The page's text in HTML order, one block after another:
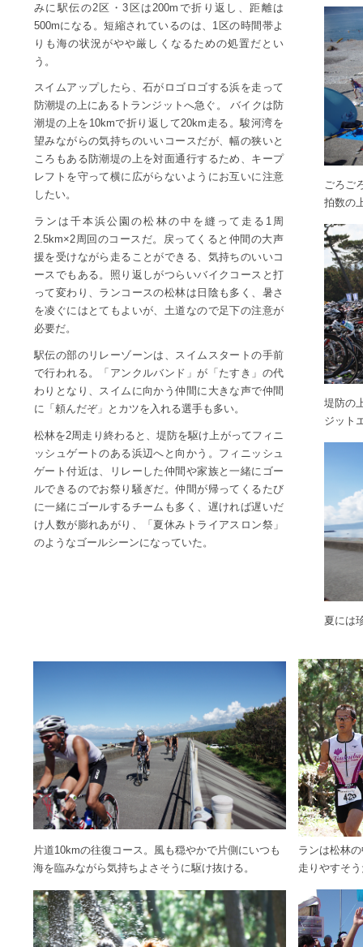
みに駅伝の2区・3区は200mで折り返し、距離は
500mになる。短縮されているのは、1区の時間帯よ
りも海の状況がやや厳しくなるための処置だとい
う。
スイムアップしたら、石がロゴロゴする浜を走って
防潮堤の上にあるトランジットへ急ぐ。 バイクは防
潮堤の上を10kmで折り返して20km走る。駿河湾を
望みながらの気持ちのいいコースだが、幅の狭いと
ころもある防潮堤の上を対面通行するため、キープ
レフトを守って横に広がらないようにお互いに注意
したい。
ランは千本浜公園の松林の中を縫って走る1周
2.5km×2周回のコースだ。戻ってくると仲間の大声
援を受けながら走ることができる、気持ちのいいコ
ースでもある。照り返しがつらいバイクコースと打
って変わり、ランコースの松林は日陰も多く、暑さ
を凌ぐにはとてもよいが、土道なので足下の注意が
必要だ。
駅伝の部のリレーゾーンは、スイムスタートの手前
で行われる。「アンクルバンド」が「たすき」の代
わりとなり、スイムに向かう仲間に大きな声で仲間
に「頼んだぞ」とカツを入れる選手も多い。
松林を2周走り終わると、堤防を駆け上がってフィニ
ッシュゲートのある浜辺へと向かう。フィニッシュ
ゲート付近は、リレーした仲間や家族と一緒にゴー
ルできるのでお祭り騒ぎだ。仲間が帰ってくるたび
に一緒にゴールするチームも多く、遅ければ遅いだ
け人数が膨れあがり、「夏休みトライアスロン祭」
のようなゴールシーンになっていた。
ごろご
拍数の
堤防の
ジット
夏には
片道10kmの往復コース。風も穏やかで片側にいつも
海を臨みながら気持ちよさそうに駆け抜ける。
ランは松林
走りやすそ